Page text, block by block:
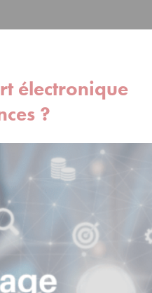
électronique
?